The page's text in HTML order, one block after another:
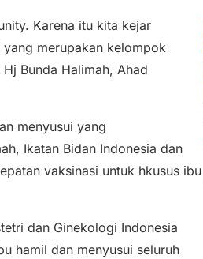
Karena itu kita kejar
merupakan kelompok
Bunda Halimah, Ahad
menyusui yang
Ikatan Bidan Indonesia dan
vaksinasi untuk hkusus ibu
dan Ginekologi Indonesia
hamil dan menyusui seluruh